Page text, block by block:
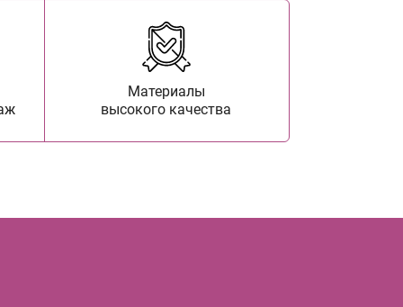
Материалы
высокого качества